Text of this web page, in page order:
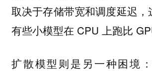
取决于存储带宽和调度延迟，
有些小模型在 CPU 上跑比
扩散模型则是另一种困境